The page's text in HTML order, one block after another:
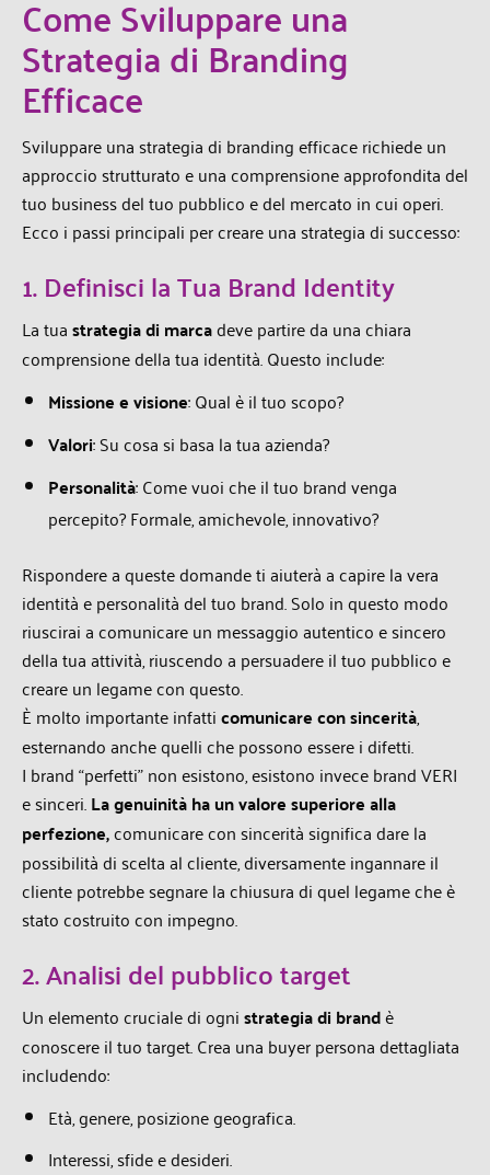
Come Sviluppare una
Strategia di Branding
Efficace
Sviluppare una strategia di branding efficace richiede un
approccio strutturato e una comprensione approfondita del
tuo business del tuo pubblico e del mercato in cui operi.
Ecco i passi principali per creare una strategia di successo:
1. Definisci la Tua Brand Identity
La tuastrategia di marcadeve partire da una chiara
comprensione della tua identità. Questo include:
Missione e visione: Qual è il tuo scopo?
Valori: Su cosa si basa la tua azienda?
Personalità: Come vuoi che il tuo brand venga
percepito? Formale, amichevole, innovativo?
Rispondere a queste domande ti aiuterà a capire la vera
identità e personalità del tuo brand. Solo in questo modo
riuscirai a comunicare un messaggio autentico e sincero
della tua attività, riuscendo a persuadere il tuo pubblico e
creare un legame con questo.
È molto importante infatticomunicare con sincerità,
esternando anche quelli che possono essere i difetti.
I brand “perfetti” non esistono, esistono invece brand VERI
e sinceri.La genuinità ha un valore superiore alla
perfezione,comunicare con sincerità significa dare la
possibilità di scelta al cliente, diversamente ingannare il
cliente potrebbe segnare la chiusura di quel legame che è
stato costruito con impegno.
2. Analisi del pubblico target
Un elemento cruciale di ognistrategia di brandè
conoscere il tuo target. Crea una buyer persona dettagliata
includendo:
Età, genere, posizione geografica.
Interessi, sfide e desideri.